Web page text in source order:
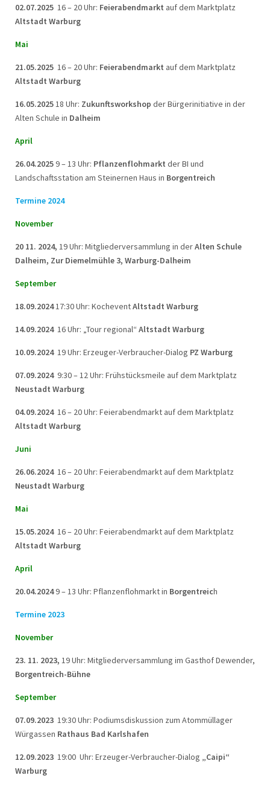
02.07.2025 16 – 20 Uhr: Feierabendmarkt auf dem Marktplatz
Altstadt Warburg
Mai
21.05.2025 16 – 20 Uhr: Feierabendmarkt auf dem Marktplatz
Altstadt Warburg
16.05.202518 Uhr: Zukunftsworkshop der Bürgerinitiative in der
Alten Schule in Dalheim
April
26.04.20259 – 13 Uhr: Pflanzenflohmarkt der BI und
Landschaftsstation am Steinernen Haus in Borgentreich
Termine 2024
November
20 11. 2024, 19 Uhr: Mitgliederversammlung in derAlten Schule
Dalheim, Zur Diemelmühle 3, Warburg-Dalheim
September
18.09.202417:30 Uhr: KocheventAltstadt Warburg
14.09.2024 16 Uhr: „Tour regional“ Altstadt Warburg
10.09.2024 19 Uhr: Erzeuger-Verbraucher-Dialog PZ Warburg
07.09.2024 9:30 – 12 Uhr: Frühstücksmeile auf dem Marktplatz
Neustadt Warburg
04.09.2024 16 – 20 Uhr: Feierabendmarkt auf dem Marktplatz
Altstadt Warburg
Juni
26.06.2024 16 – 20 Uhr: Feierabendmarkt auf dem Marktplatz
Neustadt Warburg
Mai
15.05.2024 16 – 20 Uhr: Feierabendmarkt auf dem Marktplatz
Altstadt Warburg
April
20.04.20249 – 13 Uhr: Pflanzenflohmarkt in Borgentreich
Termine 2023
November
23. 11. 2023, 19 Uhr: Mitgliederversammlung im Gasthof Dewender,
Borgentreich-Bühne
September
07.09.2023 19:30 Uhr: Podiumsdiskussion zum Atommüllager
Würgassen Rathaus Bad Karlshafen
12.09.2023 19:00 Uhr: Erzeuger-Verbraucher-Dialog „Caipi“
Warburg